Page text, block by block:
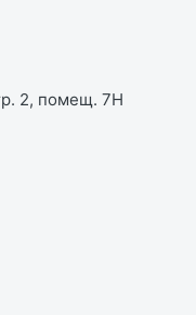
2, помещ. 7Н